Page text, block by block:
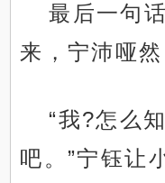
最后一句
来，宁沛哑
“我?怎么
吧。”宁钰让